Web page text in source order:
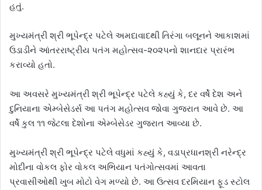
હતું.
મુખ્યમંત્રી શ્રી ભૂપેન્દ્ર પટેલે અમદાવાદથી તિરંગા બલૂનને આકાશમાં
ઉડાડીને આંતરરાષ્ટ્રીય પતંગ મહોત્સવ-૨૦૨૫નો શાનદાર પ્રારંભ
કરાવ્યો હતો.
આ અવસરે મુખ્યમંત્રી શ્રી ભૂપેન્દ્ર પટેલે કહ્યું કે, દર વર્ષે દેશ અને
દુનિયાના એમ્બેસેડર્સ આ પતંગ મહોત્સવ જોવા ગુજરાત આવે છે. આ
વર્ષે કુલ ૧૧ જેટલા દેશોના એમ્બેસેડર ગુજરાત આવ્યા છે.
મુખ્યમંત્રી શ્રી ભૂપેન્દ્ર પટેલે વધુમાં કહ્યું કે, વડાપ્રધાનશ્રી નરેન્દ્ર
મોદીના વોકલ ફોર વોકલ અભિયાન પતંગોત્સવમાં આવતા
પ્રવાસીઓથી ખુબ મોટો વેગ મળ્યો છે. આ ઉત્સવ દરમિયાન ફૂડ સ્ટોલ